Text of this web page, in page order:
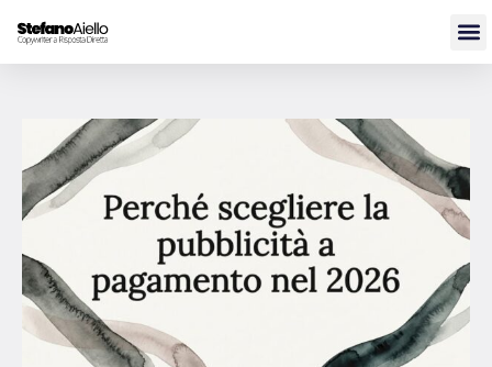
contenuto